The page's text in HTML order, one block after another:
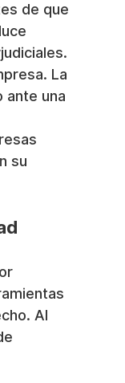
de que
La
ante una
su
Al